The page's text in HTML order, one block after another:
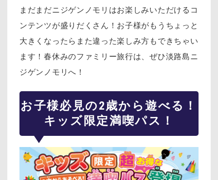
まだまだニジゲンノモリはお楽しみいただけるコ
ンテンツが盛りだくさん！お子様がもうちょっと
大きくなったらまた違った楽しみ方もできちゃい
ます！春休みのファミリー旅行は、ぜひ淡路島ニ
ジゲンノモリへ！
お子様必見の2歳から遊べる！
キッズ限定満喫パス！